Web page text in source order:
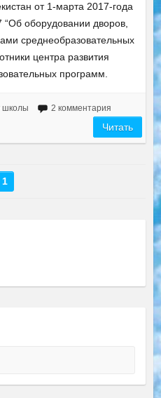
от 1-марта 2017-года
оборудовании дворов,
среднеобразовательных
центра развития
программ.
школы 2 комментария
Читать
1